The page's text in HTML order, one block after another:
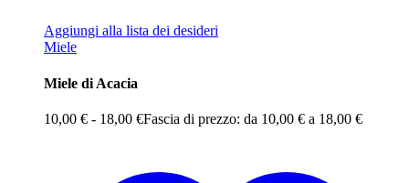
Aggiungi alla lista dei desideri
Miele
Miele di Acacia
10,00 € - 18,00 €Fascia di prezzo: da 10,00 € a 18,00 €